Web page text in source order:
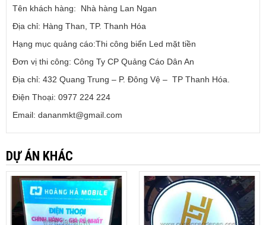
Tên khách hàng: Nhà hàng Lan Ngan
Địa chỉ: Hàng Than, TP. Thanh Hóa
Hạng mục quảng cáo:Thi công biển Led mặt tiền
Đơn vị thi công: Công Ty CP Quảng Cáo Dân An
Địa chỉ: 432 Quang Trung – P. Đông Vệ – TP Thanh Hóa.
Điện Thoại: 0977 224 224
Email: dananmkt@gmail.com
DỰ ÁN KHÁC